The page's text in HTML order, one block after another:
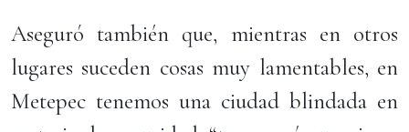
Aseguró también que, mientras en otros
lugares suceden cosas muy lamentables, en
Metepec tenemos una ciudad blindada en